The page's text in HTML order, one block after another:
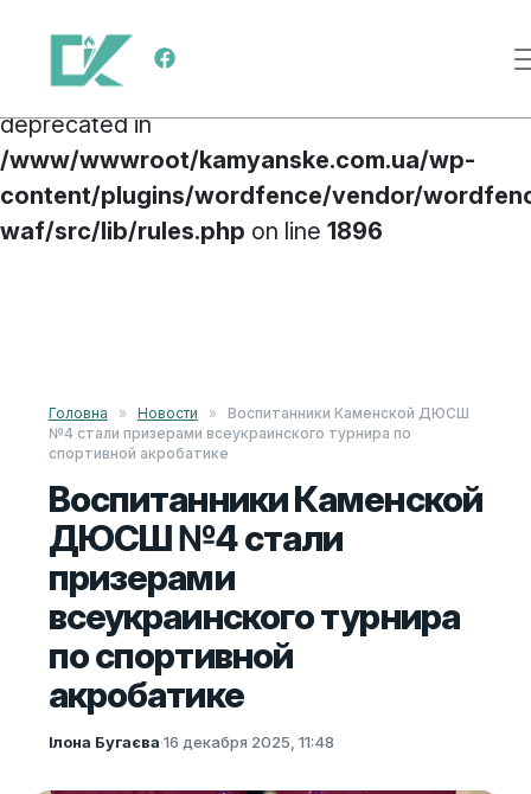
Deprecated
: preg_replace(): Passing null to
parameter #3 ($subject) of type array|string is
deprecated in
/www/wwwroot/kamyanske.com.ua/wp-
content/plugins/wordfence/vendor/
waf/src/lib/rules.php on line 1896
Меню навигации
Головна » Новости »
Воспитанники Каменской ДЮСШ
№4 стали призерами всеукраинского турнира по
спортивной акробатике
Воспитанники Каменской
ДЮСШ №4 стали
призерами
всеукраинского турнира
по спортивной
акробатике
Ілона Бугаєва·16 декабря 2025, 11:48